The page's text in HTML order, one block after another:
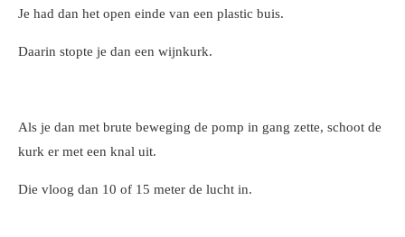
Je had dan het open einde van een plastic buis.
Daarin stopte je dan een wijnkurk.
Als je dan met brute beweging de pomp in gang zette, schoot de
kurk er met een knal uit.
Die vloog dan 10 of 15 meter de lucht in.